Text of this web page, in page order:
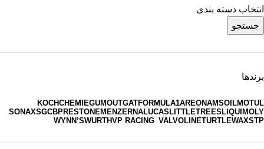
انتخاب دسته بندی
جستجو
برندها
MOTUL
AMSOIL
AREON
FORMULA1
GAT
GUMOUT
KOCHCHEMIE
LIQUIMOLY
LITTLETREES
LUCAS
MENZERNA
PRESTONE
SGCB
SONAX
STP
TURTLEWAX
VALVOLINE
VP RACING
WURTH
WYNN’S